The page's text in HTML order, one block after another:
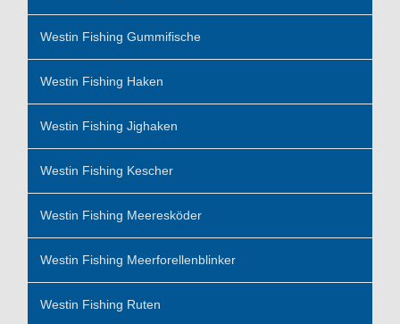
Westin Fishing Gummifische
Westin Fishing Haken
Westin Fishing Jighaken
Westin Fishing Kescher
Westin Fishing Meeresköder
Westin Fishing Meerforellenblinker
Westin Fishing Ruten